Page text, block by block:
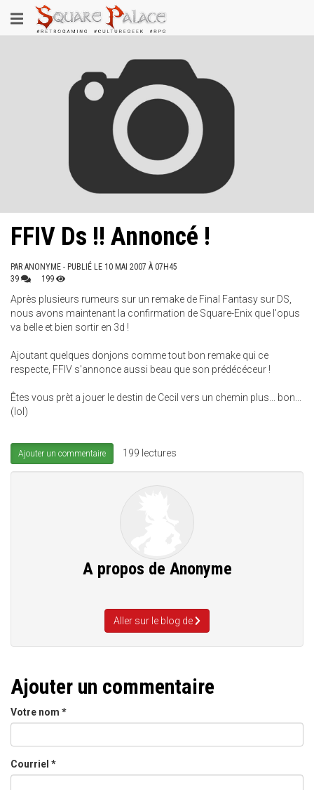
au
contenu
Toggle
navigation
FFIV Ds !! Annoncé !
PAR ANONYME - PUBLIÉ LE 10 MAI 2007 À 07H45
39
199
Après plusieurs rumeurs sur un remake de Final Fantasy sur DS,
nous avons maintenant la confirmation de Square-Enix que l'opus
va belle et bien sortir en 3d !
Ajoutant quelques donjons comme tout bon remake qui ce
respecte, FFIV s'annonce aussi beau que son prédécéceur !
Êtes vous prèt a jouer le destin de Cecil vers un chemin plus... bon...
(lol)
Ajouter un commentaire 199 lectures
A propos de Anonyme
Aller sur le blog de
Ajouter un commentaire
Votre nom *
Courriel *